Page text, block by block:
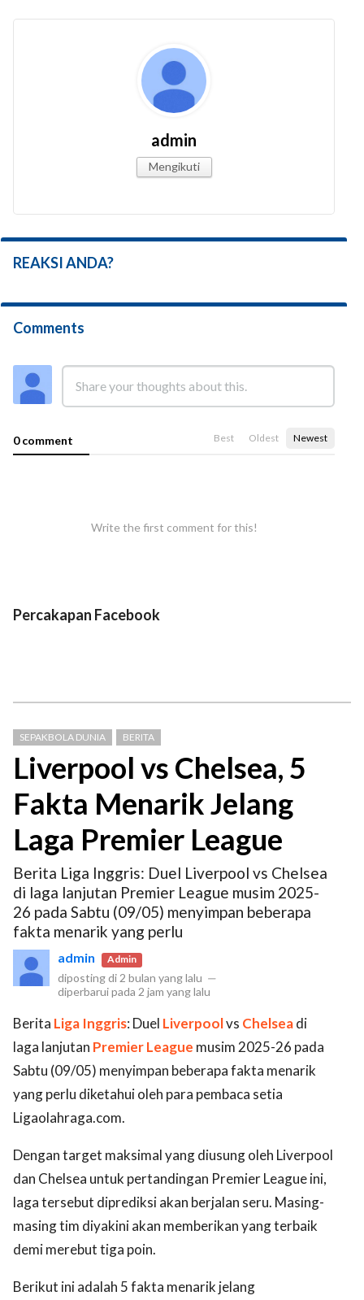
admin
Mengikuti
REAKSI ANDA?
Comments
0 comment Best Oldest Newest
Write the first comment for this!
Percakapan Facebook
SEPAKBOLA DUNIA BERITA
Liverpool vs Chelsea, 5
Fakta Menarik Jelang
Laga Premier League
Berita Liga Inggris: Duel Liverpool vs Chelsea
di laga lanjutan Premier League musim 2025-
26 pada Sabtu (09/05) menyimpan beberapa
fakta menarik yang perlu
admin Admin
diposting di 2 bulan yang lalu —
diperbarui pada 2 jam yang lalu
Berita Liga Inggris: Duel Liverpoolvs Chelseadi
laga lanjutan Premier League musim 2025-26 pada
Sabtu (09/05) menyimpan beberapa fakta menarik
yang perlu diketahui oleh para pembaca setia
Ligaolahraga.com.
Dengan target maksimal yang diusung oleh Liverpool
dan Chelsea untuk pertandingan Premier League ini,
laga tersebut diprediksi akan berjalan seru. Masing-
masing tim diyakini akan memberikan yang terbaik
demi merebut tiga poin.
Berikut ini adalah 5 fakta menarik jelang